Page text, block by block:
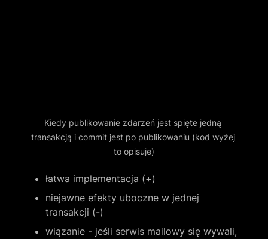
Kiedy publikowanie zdarzeń jest spięte jedną
transakcją i commit jest po publikowaniu (kod wyżej
to opisuje)
łatwa implementacja (+)
niejawne efekty uboczne w jednej
transakcji (-)
wiązanie - jeśli serwis mailowy się wywali,